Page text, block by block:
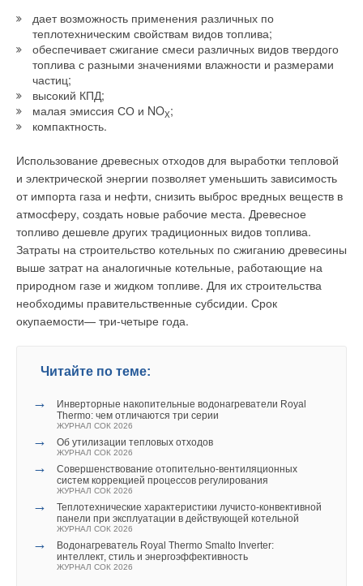
дает возможность применения различных по
теплотехническим свойствам видов топлива;
обеспечивает сжигание смеси различных видов твердого
топлива с разными значениями влажности и размерами
частиц;
высокий КПД;
малая эмиссия СО и NOX;
компактность.
Использование древесных отходов для выработки тепловой
и электрической энергии позволяет уменьшить зависимость
от импорта газа и нефти, снизить выброс вредных веществ в
атмосферу, создать новые рабочие места. Древесное
топливо дешевле других традиционных видов топлива.
Затраты на строительство котельных по сжиганию древесины
выше затрат на аналогичные котельные, работающие на
природном газе и жидком топливе. Для их строительства
необходимы правительственные субсидии. Срок
окупаемости— три-четыре года.
Читайте по теме:
→
Инверторные накопительные водонагреватели Royal
Thermo: чем отличаются три серии
ЖУРНАЛ СОК 2026
→ Об утилизации тепловых отходов
ЖУРНАЛ СОК 2026
→
Совершенствование отопительно-вентиляционных
систем коррекцией процессов регулирования
ЖУРНАЛ СОК 2026
→
Теплотехнические характеристики лучисто-конвективной
панели при эксплуатации в действующей котельной
ЖУРНАЛ СОК 2026
→
Водонагреватель Royal Thermo Smalto Inverter:
интеллект, стиль и энергоэффективность
ЖУРНАЛ СОК 2026